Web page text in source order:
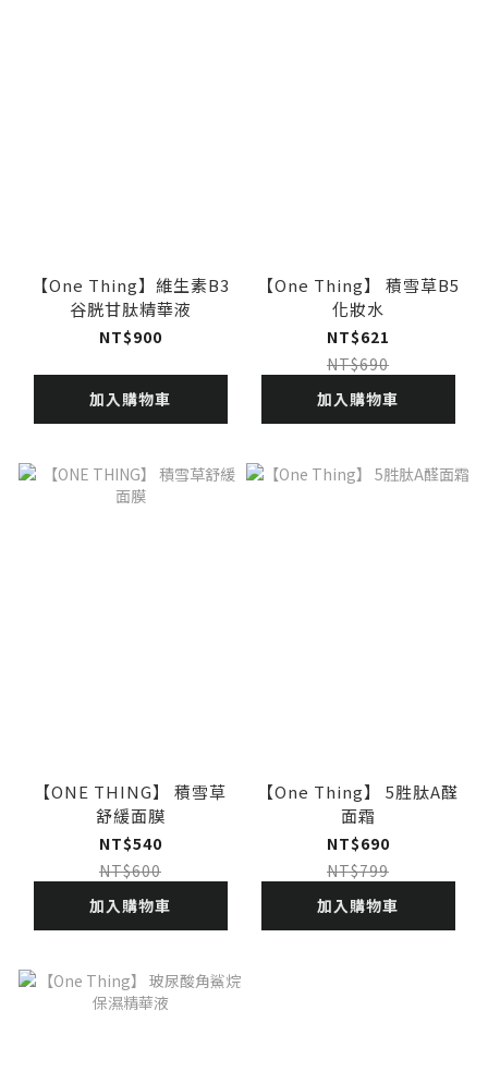
【One Thing】維生素B3
谷胱甘肽精華液
NT$900
加入購物車
【One Thing】 積雪草B5
化妝水
NT$621
NT$690
加入購物車
【ONE THING】 積雪草
舒緩面膜
NT$540
NT$600
加入購物車
【One Thing】 5胜肽A醛
面霜
NT$690
NT$799
加入購物車